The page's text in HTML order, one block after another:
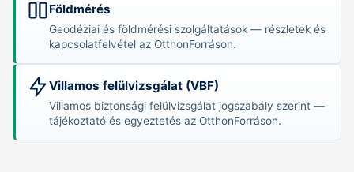
Földmérés
Geodéziai és földmérési szolgáltatások — részletek és
kapcsolatfelvétel az OtthonForráson.
Villamos felülvizsgálat (VBF)
Villamos biztonsági felülvizsgálat jogszabály szerint —
tájékoztató és egyeztetés az OtthonForráson.